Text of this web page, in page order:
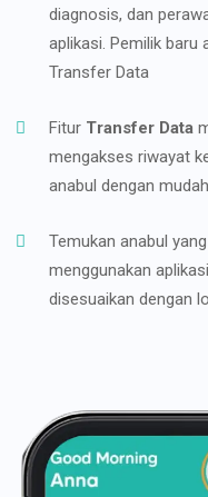
diagnosis, dan
aplikasi. Pemilik
Transfer Data
Fitur Transfer Data
mengakses riwayat
anabul dengan
Temukan anabul yang
menggunakan
disesuaikan dengan